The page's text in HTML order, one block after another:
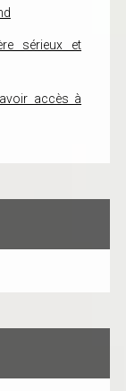
sérieux et
accès à